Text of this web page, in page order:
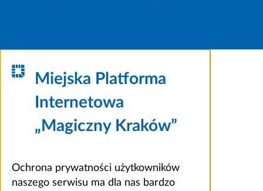
Miejska Platforma
Internetowa
„Magiczny Kraków”
Ochrona prywatności użytkowników
naszego serwisu ma dla nas bardzo